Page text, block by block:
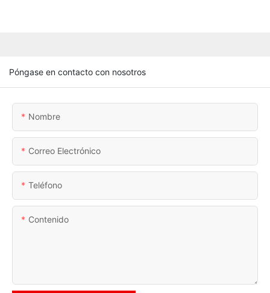
Póngase en contacto con nosotros
Nombre
Correo Electrónico
Teléfono
Contenido